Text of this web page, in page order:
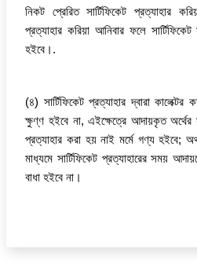
নিকট প্রেরিত সার্টিফিকেট প্রত্যাহার
প্রত্যাহার করিয়া আনিবার ফলে
হইবে।.
(৪) সার্টিফিকেট প্রত্যাহার দ্বারা
ক্ষুণ্ণ হইবে না, এইক্ষেত্রে আদায়কৃত অর্থের
প্রত্যাহার করা হয় নাই মর্মে গণ্য হইবে;
মাধ্যমে সার্টিফিকেট প্রত্যাহারের সময়
বাধা হইবে না।